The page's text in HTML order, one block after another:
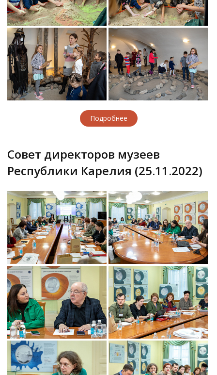
Подробнее
Совет директоров музеев
Республики Карелия (25.11.2022)